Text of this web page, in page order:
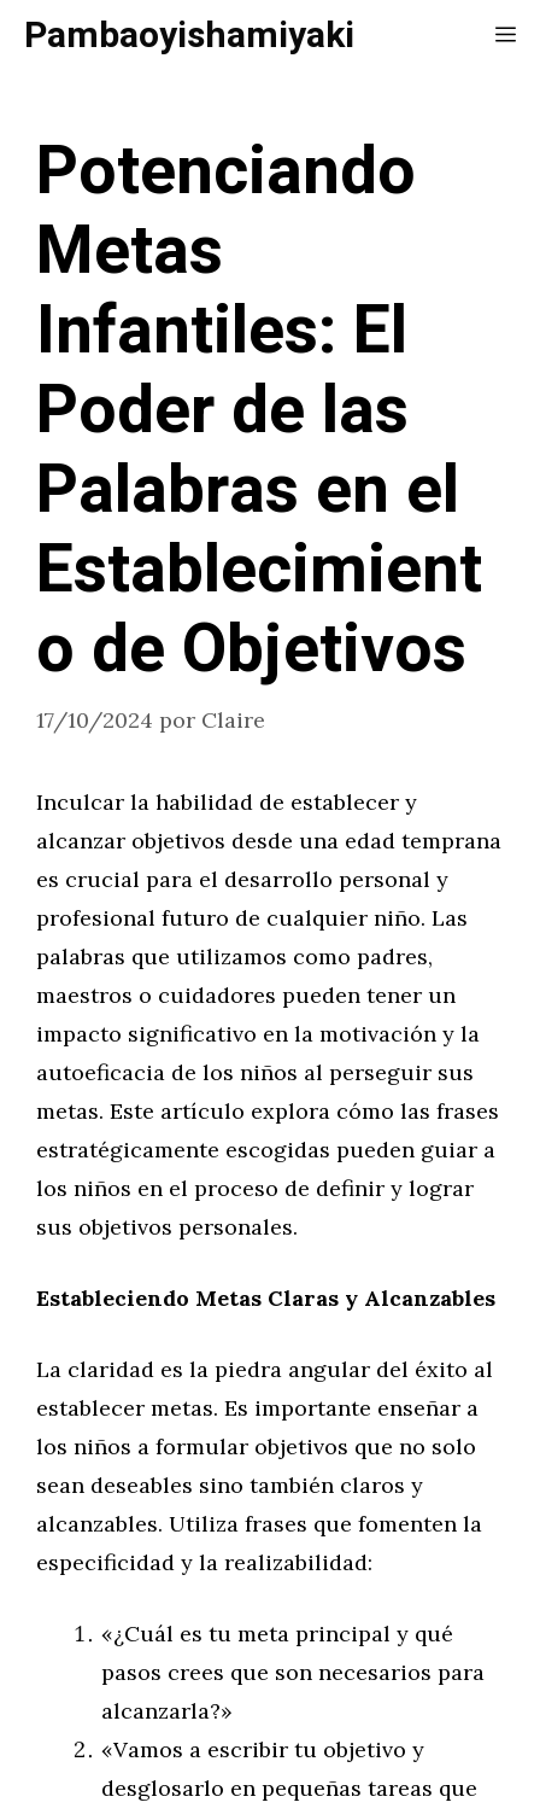
SaltarPambaoyishamiyaki
Potenciando
Metas
Infantiles: El
Poder de las
Palabras en el
Establecimient
o de Objetivos
17/10/2024 por Claire
Inculcar la habilidad de establecer y
alcanzar objetivos desde una edad temprana
es crucial para el desarrollo personal y
profesional futuro de cualquier niño. Las
palabras que utilizamos como padres,
maestros o cuidadores pueden tener un
impacto significativo en la motivación y la
autoeficacia de los niños al perseguir sus
metas. Este artículo explora cómo las frases
estratégicamente escogidas pueden guiar a
los niños en el proceso de definir y lograr
sus objetivos personales.
Estableciendo Metas Claras y Alcanzables
La claridad es la piedra angular del éxito al
establecer metas. Es importante enseñar a
los niños a formular objetivos que no solo
sean deseables sino también claros y
alcanzables. Utiliza frases que fomenten la
especificidad y la realizabilidad:
«¿Cuál es tu meta principal y qué
pasos crees que son necesarios para
alcanzarla?»
«Vamos a escribir tu objetivo y
desglosarlo en pequeñas tareas que